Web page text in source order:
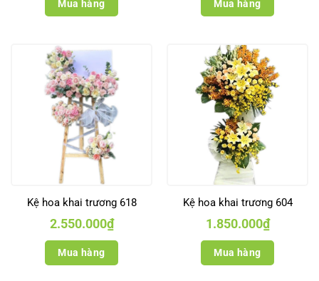
Mua hàng Mua hàng
Kệ hoa khai trương 618
2.550.000₫
Mua hàng
Kệ hoa khai trương 604
1.850.000₫
Mua hàng